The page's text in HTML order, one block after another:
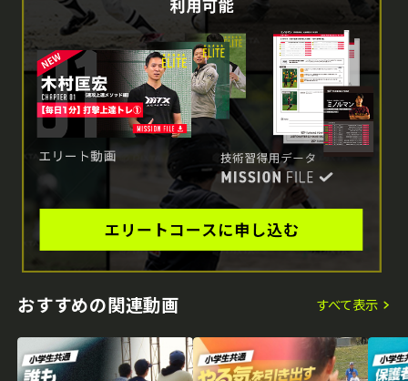
おすすめの関連動画 すべて表示